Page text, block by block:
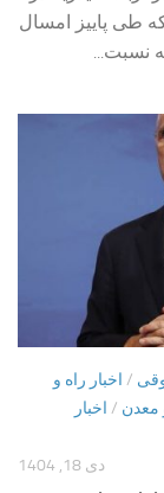
طی پاییز امسال
/ اخبار راه و
معدن / اخبار
دی 18, 1404